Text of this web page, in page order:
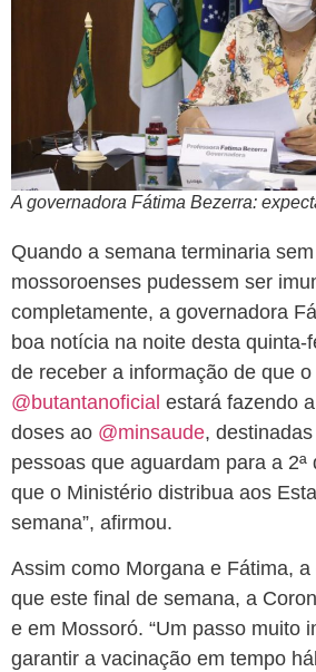
A governadora Fátima Bezerra:
Quando a semana terminaria
mossoroenses pudessem ser
completamente, a governadora
boa notícia na noite desta quinta-
de receber a informação de que
@butantanoficial estará fazendo
doses ao @minsaude,
pessoas que aguardam para a 2ª
que o Ministério distribua aos
semana”, afirmou.
Assim como Morgana e Fátima,
que este final de semana, a
e em Mossoró. “Um passo muito
garantir a vacinação em tempo